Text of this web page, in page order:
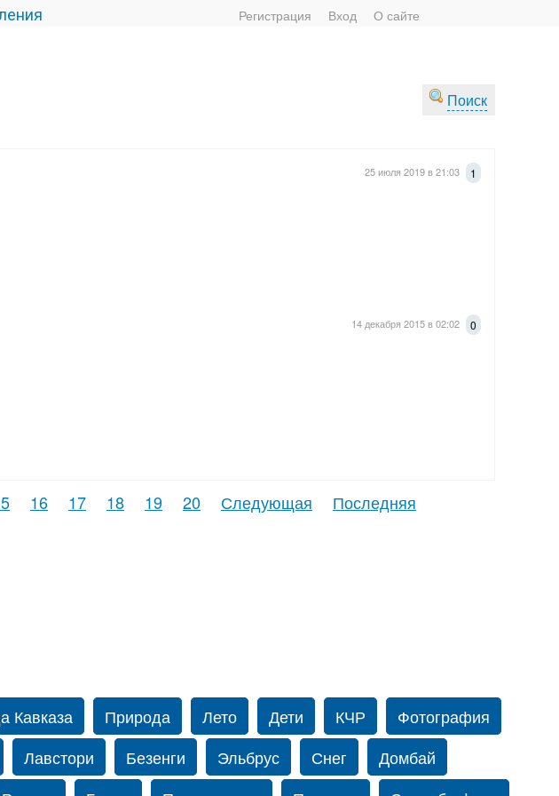
Регистрация Вход О сайте
Поиск
1
25 июля 2019 в 21:03
0
14 декабря 2015 в 02:02
16 17 18 19 20 Следующая Последняя
Кавказа Природа Лето Дети КЧР
Фотография
Лавстори Безенги Эльбрус Снег
Домбай